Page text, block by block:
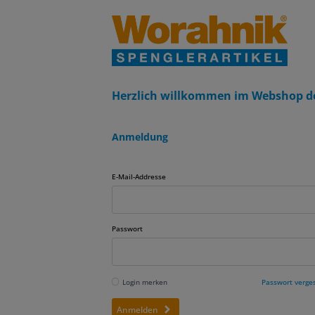
Herzlich willkommen im Webshop
Anmeldung
E-Mail-Addresse
Passwort
Login merken Passwort
Anmelden